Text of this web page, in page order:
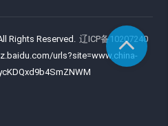
Rights Reserved.
辽ICP备10207240
urls?site=www.china-